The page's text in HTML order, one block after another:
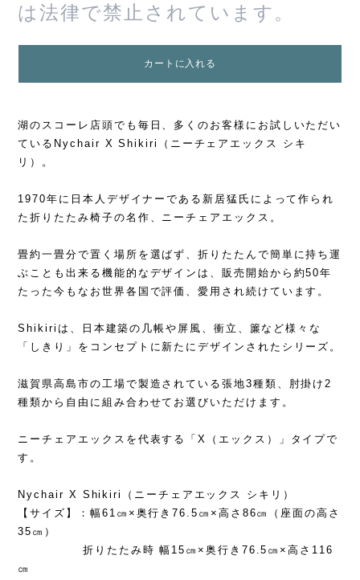
は法律で禁止されています。
カートに入れる
湖のスコーレ店頭でも毎日、多くのお客様にお試しいただい
ているNychair X Shikiri（ニーチェアエックス シキ
リ）。
1970年に日本人デザイナーである新居猛氏によって作られ
た折りたたみ椅子の名作、ニーチェアエックス。
畳約一畳分で置く場所を選ばず、折りたたんで簡単に持ち運
ぶことも出来る機能的なデザインは、販売開始から約50年
たった今もなお世界各国で評価、愛用され続けています。
Shikiriは、日本建築の几帳や屏風、衝立、簾など様々な
「しきり」をコンセプトに新たにデザインされたシリーズ。
滋賀県高島市の工場で製造されている張地3種類、肘掛け2
種類から自由に組み合わせてお選びいただけます。
ニーチェアエックスを代表する「X（エックス）」タイプで
す。
Nychair X Shikiri（ニーチェアエックス シキリ）
【サイズ】：幅61㎝×奥行き76.5㎝×高さ86㎝（座面の高さ
35㎝）
折りたたみ時 幅15㎝×奥行き76.5㎝×高さ116
㎝